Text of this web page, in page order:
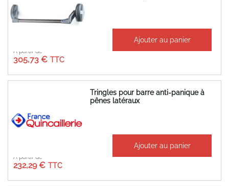
À partir de
305,73 €
Ajouter au panier
Tringles pour barre anti-panique à
pênes latéraux
À partir de
232,29 €
Ajouter au panier